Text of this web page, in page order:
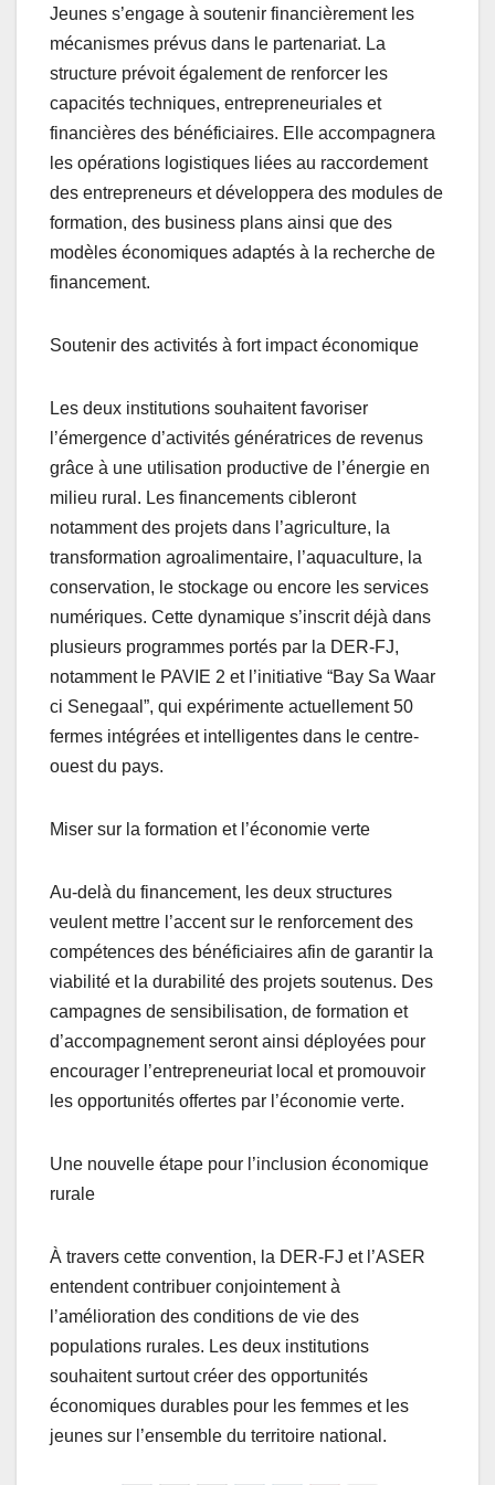
Jeunes s’engage à soutenir financièrement les
mécanismes prévus dans le partenariat. La
structure prévoit également de renforcer les
capacités techniques, entrepreneuriales et
financières des bénéficiaires. Elle accompagnera
les opérations logistiques liées au raccordement
des entrepreneurs et développera des modules de
formation, des business plans ainsi que des
modèles économiques adaptés à la recherche de
financement.
Soutenir des activités à fort impact économique
Les deux institutions souhaitent favoriser
l’émergence d’activités génératrices de revenus
grâce à une utilisation productive de l’énergie en
milieu rural. Les financements cibleront
notamment des projets dans l’agriculture, la
transformation agroalimentaire, l’aquaculture, la
conservation, le stockage ou encore les services
numériques. Cette dynamique s’inscrit déjà dans
plusieurs programmes portés par la DER-FJ,
notamment le PAVIE 2 et l’initiative “Bay Sa Waar
ci Senegaal”, qui expérimente actuellement 50
fermes intégrées et intelligentes dans le centre-
ouest du pays.
Miser sur la formation et l’économie verte
Au-delà du financement, les deux structures
veulent mettre l’accent sur le renforcement des
compétences des bénéficiaires afin de garantir la
viabilité et la durabilité des projets soutenus. Des
campagnes de sensibilisation, de formation et
d’accompagnement seront ainsi déployées pour
encourager l’entrepreneuriat local et promouvoir
les opportunités offertes par l’économie verte.
Une nouvelle étape pour l’inclusion économique
rurale
À travers cette convention, la DER-FJ et l’ASER
entendent contribuer conjointement à
l’amélioration des conditions de vie des
populations rurales. Les deux institutions
souhaitent surtout créer des opportunités
économiques durables pour les femmes et les
jeunes sur l’ensemble du territoire national.